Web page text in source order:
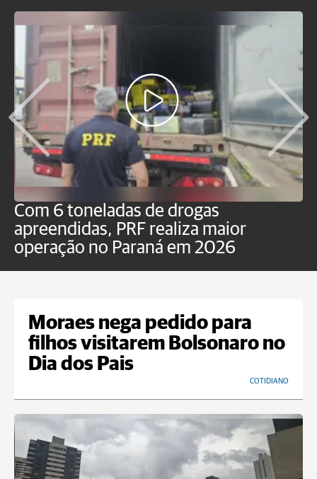
Com 6 toneladas de drogas
apreendidas, PRF realiza maior
operação no Paraná em 2026
Moraes nega pedido para
filhos visitarem Bolsonaro no
Dia dos Pais
COTIDIANO